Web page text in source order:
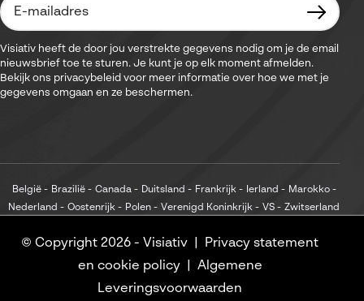
Visiativ heeft de door jou verstrekte gegevens nodig om je de email
nieuwsbrief toe te sturen. Je kunt je op elk moment afmelden.
Bekijk ons privacybeleid voor meer informatie over hoe we met je
gegevens omgaan en ze beschermen.
België Brazilië Canada Duitsland Frankrijk Ierland
Marokko
Nederland
Oostenrijk Polen Verenigd Koninkrijk VS Zwitserland
© Copyright 2026 - Visiativ
Privacy statement
en cookie policy
Algemene
Leveringsvoorwaarden